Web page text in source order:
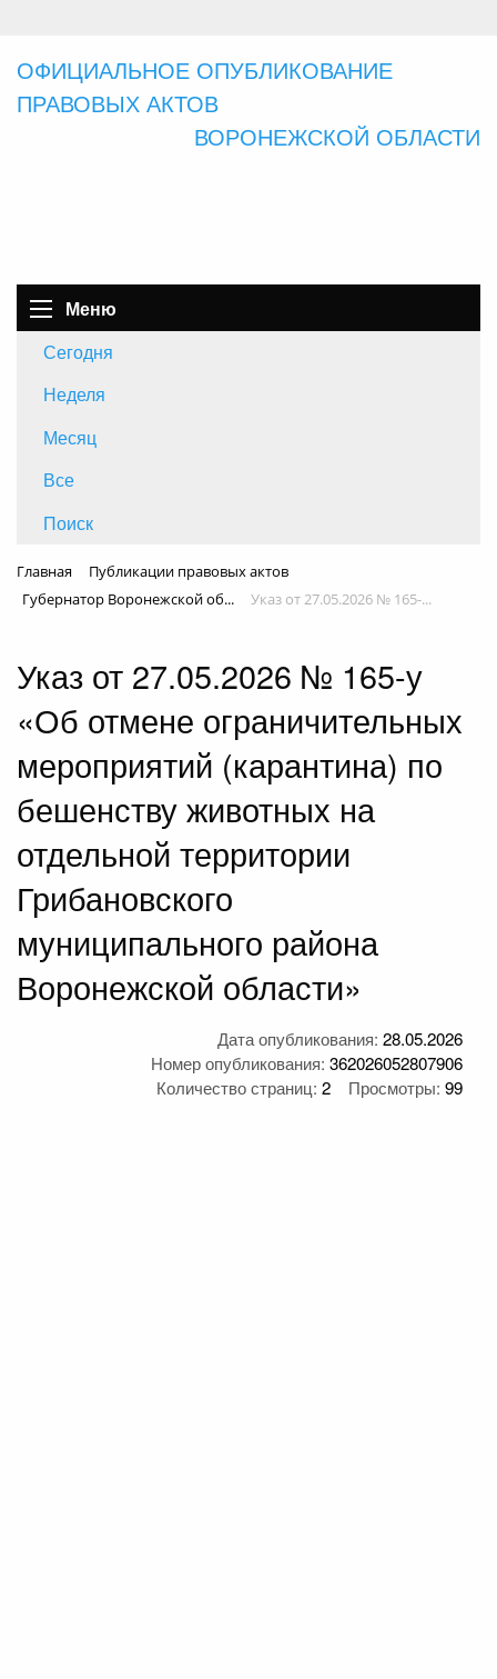
ОФИЦИАЛЬНОЕ ОПУБЛИКОВАНИЕ
ПРАВОВЫХ АКТОВ
ВОРОНЕЖСКОЙ ОБЛАСТИ
Меню
Сегодня
Неделя
Месяц
Все
Поиск
Главная
Публикации правовых актов
Губернатор Воронежской об...
Указ от 27.05.2026 № 165-...
Указ от 27.05.2026 № 165-у
«Об отмене ограничительных
мероприятий (карантина) по
бешенству животных на
отдельной территории
Грибановского
муниципального района
Воронежской области»
Дата опубликования: 28.05.2026
Номер опубликования: 362026052807906
Количество страниц: 2 Просмотры: 99